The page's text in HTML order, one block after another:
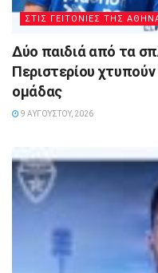
ΣΤΙΣ ΓΕΙΤΟΝΙΕΣ ΤΗΣ
Δύο παιδιά από τα
Περιστερίου
ομάδας
9 ΑΥΓΟΎΣΤΟΥ, 2026